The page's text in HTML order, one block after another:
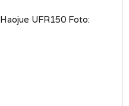
Haojue UFR150 Foto: